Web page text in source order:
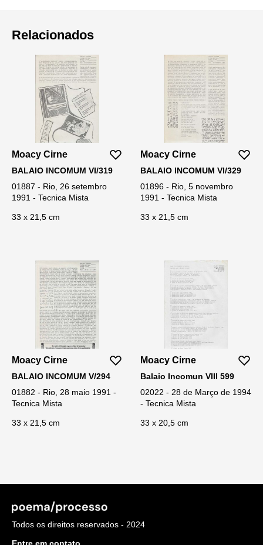
Relacionados
Moacy Cirne
BALAIO INCOMUM VI/319
01887 - Rio, 26 setembro
1991 - Tecnica Mista
33 x 21,5 cm
Moacy Cirne
BALAIO INCOMUM VI/329
01896 - Rio, 5 novembro
1991 - Tecnica Mista
33 x 21,5 cm
Moacy Cirne
BALAIO INCOMUM V/294
01882 - Rio, 28 maio 1991 -
Tecnica Mista
33 x 21,5 cm
Moacy Cirne
Balaio Incomun VIII 599
02022 - 28 de Março de 1994
- Tecnica Mista
33 x 20,5 cm
Todos os direitos reservados - 2024